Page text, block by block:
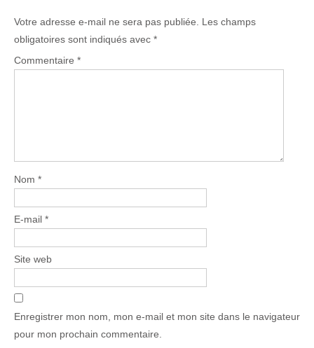
Votre adresse e-mail ne sera pas publiée.
Les champs
obligatoires sont indiqués avec *
Commentaire *
Nom *
E-mail *
Site web
Enregistrer mon nom, mon e-mail et mon site dans le navigateur
pour mon prochain commentaire.